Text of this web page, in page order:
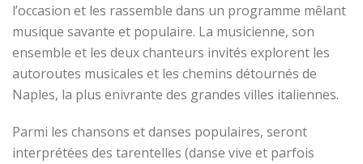
l’occasion et les rassemble dans un programme mêlant
musique savante et populaire. La musicienne, son
ensemble et les deux chanteurs invités explorent les
autoroutes musicales et les chemins détournés de
Naples, la plus enivrante des grandes villes italiennes.
Parmi les chansons et danses populaires, seront
interprétées des tarentelles (danse vive et parfois